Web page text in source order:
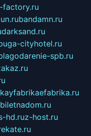
factory.ru
bandamn.ru
darksand.ru
cityhotel.ru
spb.ru
biletnadom.ru
hd.ruz-host.ru